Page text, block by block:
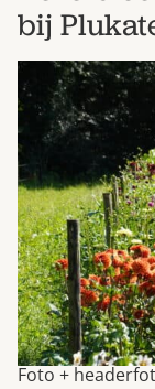
bij
Foto +